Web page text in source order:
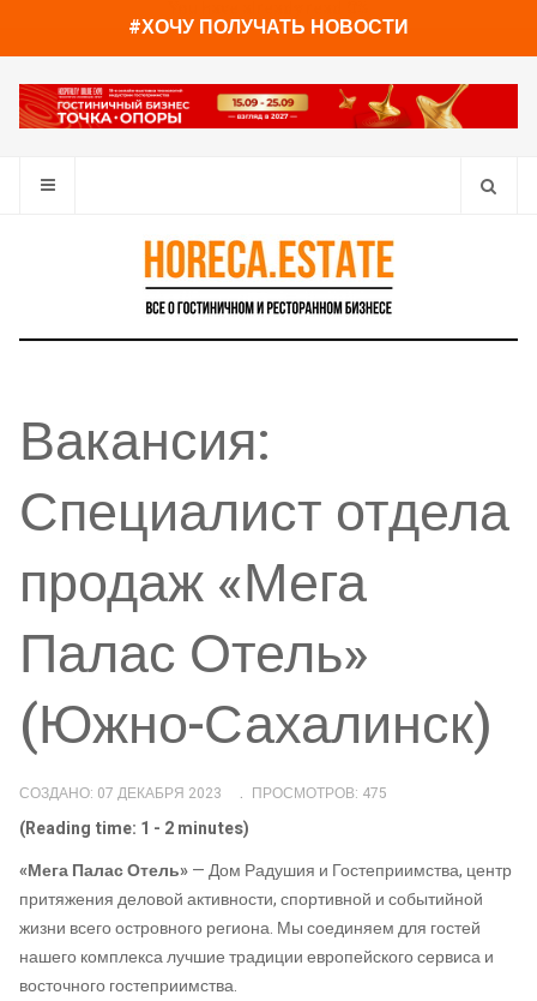
#ХОЧУ ПОЛУЧАТЬ НОВОСТИ
Вакансия:
Специалист отдела
продаж «Мега
Палас Отель»
(Южно-Сахалинск)
СОЗДАНО: 07 ДЕКАБРЯ 2023 ПРОСМОТРОВ: 475
(Reading time: 1 - 2 minutes)
«Мега Палас Отель»— Дом Радушия и Гостеприимства, центр
притяжения деловой активности, спортивной и событийной
жизни всего островного региона. Мы соединяем для гостей
нашего комплекса лучшие традиции европейского сервиса и
восточного гостеприимства.